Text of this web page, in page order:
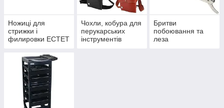
Вибрати товар
Товари для перукарів і
Ножиці для
стрижки і
филировки ЕСТЕТ
Чохли, кобура для
перукарських
інструментів
Бритви
побоювання та
леза